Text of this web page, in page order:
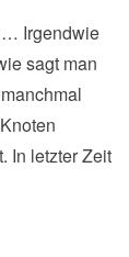
n
Irgendwie
sagt man
In letzter Zeit